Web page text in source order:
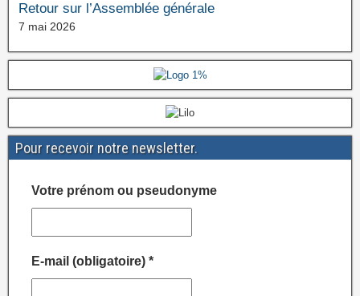
Retour sur l’Assemblée générale
7 mai 2026
Pour recevoir notre newsletter.
Votre prénom ou pseudonyme
E-mail (obligatoire) *